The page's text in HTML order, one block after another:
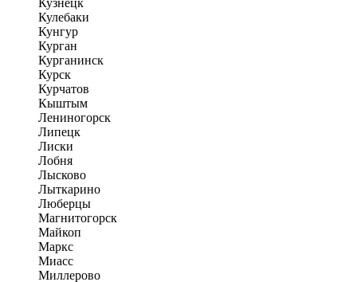
Кузнецк
Кулебаки
Кунгур
Курган
Курганинск
Курск
Курчатов
Кыштым
Лениногорск
Липецк
Лиски
Лобня
Лысково
Лыткарино
Люберцы
Магнитогорск
Майкоп
Маркс
Миасс
Миллерово